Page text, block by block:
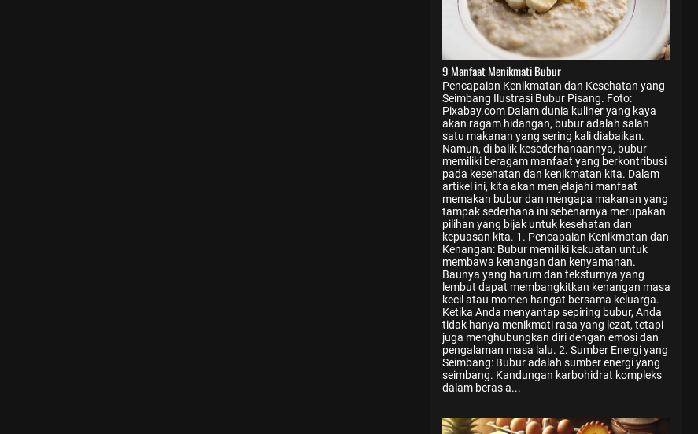
9 Manfaat Menikmati Bubur
Pencapaian Kenikmatan dan Kesehatan yang
Seimbang Ilustrasi Bubur Pisang. Foto:
Pixabay.com Dalam dunia kuliner yang kaya
akan ragam hidangan, bubur adalah salah
satu makanan yang sering kali diabaikan.
Namun, di balik kesederhanaannya, bubur
memiliki beragam manfaat yang berkontribusi
pada kesehatan dan kenikmatan kita. Dalam
artikel ini, kita akan menjelajahi manfaat
memakan bubur dan mengapa makanan yang
tampak sederhana ini sebenarnya merupakan
pilihan yang bijak untuk kesehatan dan
kepuasan kita. 1. Pencapaian Kenikmatan dan
Kenangan: Bubur memiliki kekuatan untuk
membawa kenangan dan kenyamanan.
Baunya yang harum dan teksturnya yang
lembut dapat membangkitkan kenangan masa
kecil atau momen hangat bersama keluarga.
Ketika Anda menyantap sepiring bubur, Anda
tidak hanya menikmati rasa yang lezat, tetapi
juga menghubungkan diri dengan emosi dan
pengalaman masa lalu. 2. Sumber Energi yang
Seimbang: Bubur adalah sumber energi yang
seimbang. Kandungan karbohidrat kompleks
dalam beras a...